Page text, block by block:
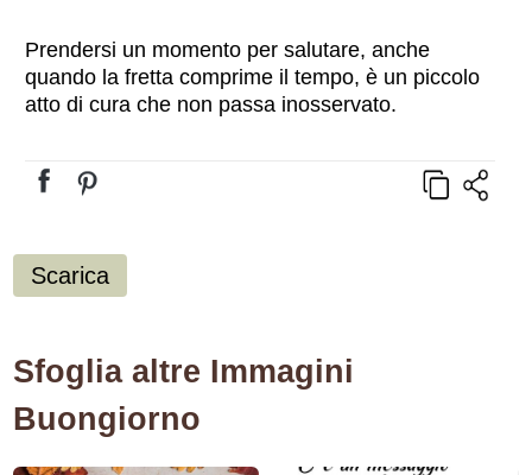
Prendersi un momento per salutare, anche
quando la fretta comprime il tempo, è un piccolo
atto di cura che non passa inosservato.
Scarica
Sfoglia altre Immagini
Buongiorno